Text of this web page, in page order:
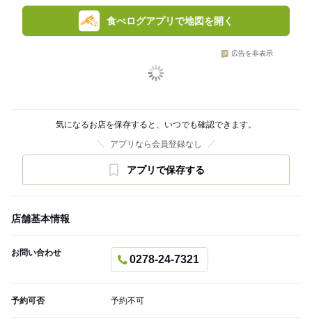
食べログアプリで地図を開く
広告を非表示
気になるお店を保存すると、いつでも確認できます。
アプリなら会員登録なし
アプリで保存する
店舗基本情報
お問い合わせ
0278-24-7321
予約可否 予約不可